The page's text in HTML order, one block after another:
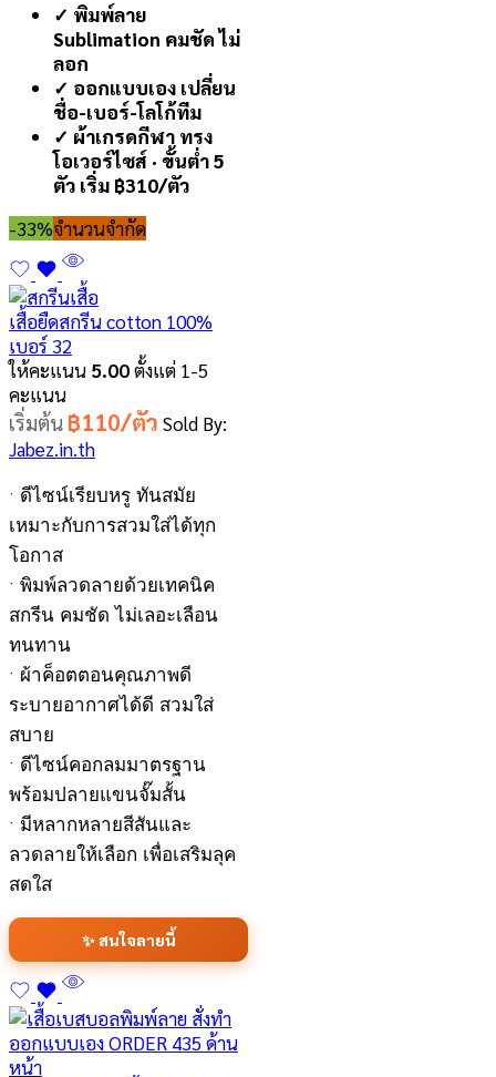
✓ พิมพ์ลาย
Sublimation คมชัด ไม่
ลอก
✓ ออกแบบเอง เปลี่ยน
ชื่อ-เบอร์-โลโก้ทีม
✓ ผ้าเกรดกีฬา ทรง
โอเวอร์ไซส์ · ขั้นต่ำ 5
ตัว เริ่ม ฿310/ตัว
-33%จำนวนจำกัด
เสื้อยืดสกรีน cotton 100%
เบอร์ 32
ให้คะแนน 5.00ตั้งแต่ 1-5
คะแนน
เริ่มต้น ฿110/ตัว Sold By:
Jabez.in.th
• ดีไซน์เรียบหรู ทันสมัย
เหมาะกับการสวมใส่ได้ทุก
โอกาส
• พิมพ์ลวดลายด้วยเทคนิค
สกรีน คมชัด ไม่เลอะเลือน
ทนทาน
• ผ้าค็อตตอนคุณภาพดี
ระบายอากาศได้ดี สวมใส่
สบาย
• ดีไซน์คอกลมมาตรฐาน
พร้อมปลายแขนจั๊มสั้น
• มีหลากหลายสีสันและ
ลวดลายให้เลือก เพื่อเสริมลุค
สดใส
✨ สนใจลายนี้